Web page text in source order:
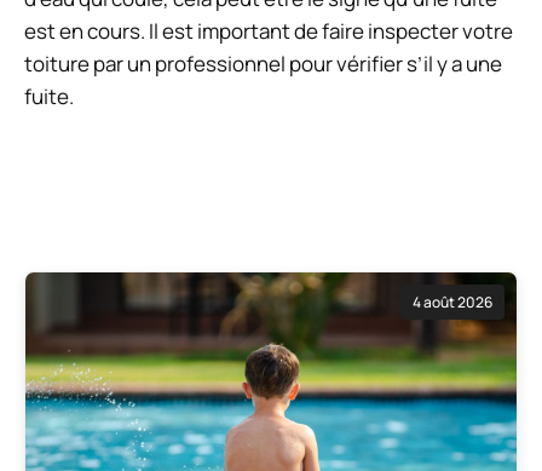
est en cours. Il est important de faire inspecter votre
toiture par un professionnel pour vérifier s’il y a une
fuite.
4 août 2026